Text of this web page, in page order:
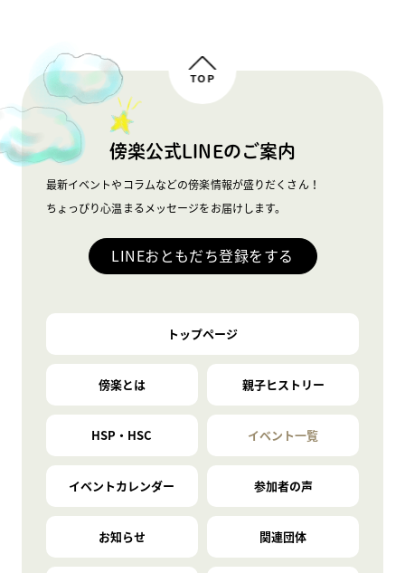
TOP
傍楽公式LINEのご案内
最新イベントやコラムなどの傍楽情報が盛りだくさん！
ちょっぴり心温まるメッセージをお届けします。
LINEおともだち登録をする
トップページ
傍楽とは 親子ヒストリー
HSP・HSC イベント一覧
イベントカレンダー 参加者の声
お知らせ 関連団体